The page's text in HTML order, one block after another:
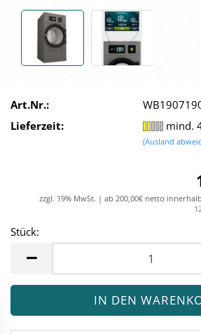
Art.Nr.:
Lieferzeit:
mind.
(Ausland
zzgl. 19% MwSt. | ab 200,00€ netto
Stück: